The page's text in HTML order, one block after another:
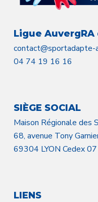
Ligue
contact@sportadapte-
04 74 19 16 16
SIÈGE SOCIAL
Maison Régionale des
68, avenue Tony
69304 LYON Cedex 07
LIENS